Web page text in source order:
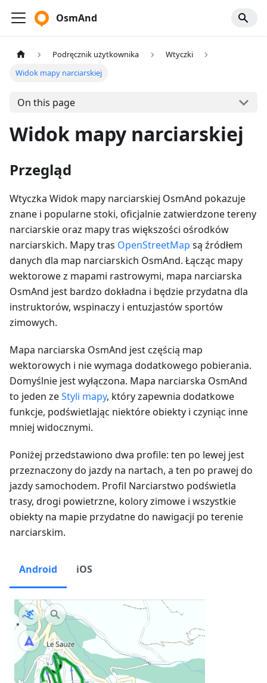
OsmAnd
Podręcznik użytkownika
Wtyczki
Widok mapy narciarskiej
On this page
Widok mapy narciarskiej
Przegląd
Wtyczka Widok mapy narciarskiej OsmAnd pokazuje
znane i popularne stoki, oficjalnie zatwierdzone tereny
narciarskie oraz mapy tras większości ośrodków
narciarskich. Mapy tras OpenStreetMap są źródłem
danych dla map narciarskich OsmAnd. Łącząc mapy
wektorowe z mapami rastrowymi, mapa narciarska
OsmAnd jest bardzo dokładna i będzie przydatna dla
instruktorów, wspinaczy i entuzjastów sportów
zimowych.
Mapa narciarska OsmAnd jest częścią map
wektorowych i nie wymaga dodatkowego pobierania.
Domyślnie jest wyłączona. Mapa narciarska OsmAnd
to jeden zeStyli mapy, który zapewnia dodatkowe
funkcje, podświetlając niektóre obiekty i czyniąc inne
mniej widocznymi.
Poniżej przedstawiono dwa profile: ten po lewej jest
przeznaczony do jazdy na nartach, a ten po prawej do
jazdy samochodem. Profil Narciarstwo podświetla
trasy, drogi powietrzne, kolory zimowe i wszystkie
obiekty na mapie przydatne do nawigacji po terenie
narciarskim.
Android iOS